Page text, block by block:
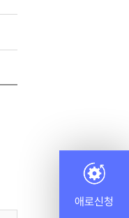
애로신청